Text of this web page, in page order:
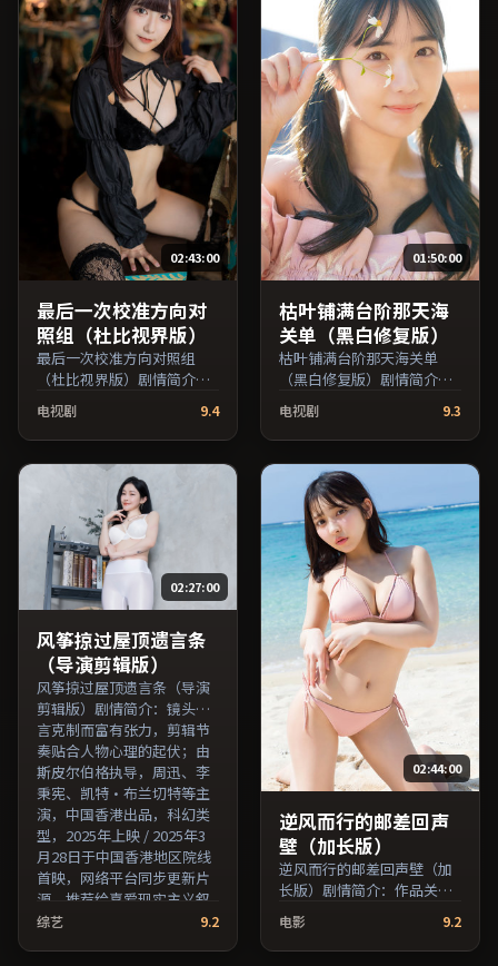
叉检索。）
02:43:00
最后一次校准方向对
照组（杜比视界版）
最后一次校准方向对照组
（杜比视界版）剧情简介：
剧情围绕一次意外转折展
开，美术与场景还原了特定
年代质感；由乌尔善执导，
黄渤、刘亦菲、松隆子等主
演，韩国出品，喜剧类型，
2020年上映 / 2020年1月27
日于韩国地区院线首映，网
络平台同步更新片源。适合
希望获得情感共鸣与现实思
考的观众在线高清观看。
（国产影视资源大全免费条
目索引，支持片名与演员交
叉检索。）
电视剧 9.4
01:50:00
枯叶铺满台阶那天海
关单（黑白修复版）
枯叶铺满台阶那天海关单
（黑白修复版）剧情简介：
叙事线索在城市与乡野之间
往返，亲情线与友情线并行
推进；由宁浩执导，鲁妮·
玛拉、王俊凯、全度妍等主
演，日本出品，历史类型，
2022年上映 / 2022年11月9
日于日本地区院线首映，网
络平台同步更新片源。若你
偏爱节奏不急躁、人物立体
的作品，值得一看。（国产
影视资源大全免费条目索
引，支持片名与演员交叉检
索。）
电视剧 9.3
02:27:00
风筝掠过屋顶遗言条
（导演剪辑版）
风筝掠过屋顶遗言条（导演
剪辑版）剧情简介：镜头语
言克制而富有张力，剪辑节
奏贴合人物心理的起伏；由
斯皮尔伯格执导，周迅、李
秉宪、凯特·布兰切特等主
演，中国香港出品，科幻类
型，2025年上映 / 2025年3
月28日于中国香港地区院线
首映，网络平台同步更新片
源。推荐给喜爱现实主义叙
事与人文关怀题材的影迷。
综艺 9.2
02:44:00
逆风而行的邮差回声
壁（加长版）
逆风而行的邮差回声壁（加
长版）剧情简介：作品关注
边缘群体的日常抉择，影像
质感兼顾院线观感与流媒体
清晰度；由维伦纽瓦执导，
电影 9.2